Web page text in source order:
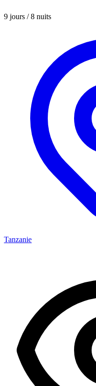
9 jours / 8 nuits
Tanzanie